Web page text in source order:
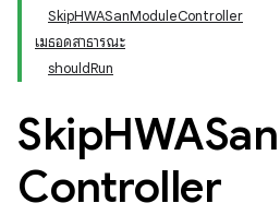
SkipHWASanModuleController
เมธอดสาธารณะ
shouldRun
SkipHWASan
Controller